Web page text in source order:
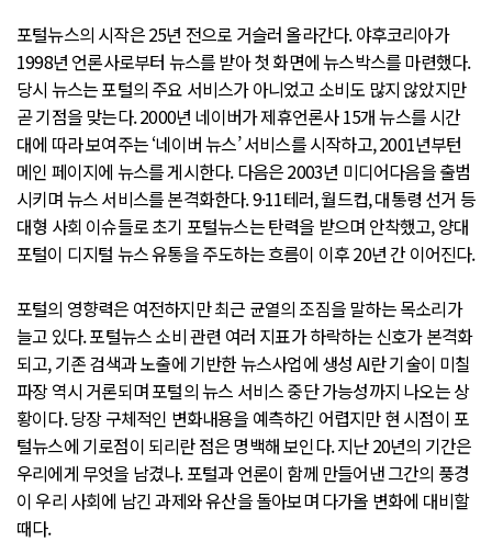
포털뉴스의 시작은 25년 전으로 거슬러 올라간다. 야후코리아가
1998년 언론사로부터 뉴스를 받아 첫 화면에 뉴스박스를 마련했다.
당시 뉴스는 포털의 주요 서비스가 아니었고 소비도 많지 않았지만
곧 기점을 맞는다. 2000년 네이버가 제휴언론사 15개 뉴스를 시간
대에 따라 보여주는 ‘네이버 뉴스’ 서비스를 시작하고, 2001년부턴
메인 페이지에 뉴스를 게시한다. 다음은 2003년 미디어다음을 출범
시키며 뉴스 서비스를 본격화한다. 9·11테러, 월드컵, 대통령 선거 등
대형 사회 이슈들로 초기 포털뉴스는 탄력을 받으며 안착했고, 양대
포털이 디지털 뉴스 유통을 주도하는 흐름이 이후 20년 간 이어진다.
포털의 영향력은 여전하지만 최근 균열의 조짐을 말하는 목소리가
늘고 있다. 포털뉴스 소비 관련 여러 지표가 하락하는 신호가 본격화
되고, 기존 검색과 노출에 기반한 뉴스사업에 생성 AI란 기술이 미칠
파장 역시 거론되며 포털의 뉴스 서비스 중단 가능성까지 나오는 상
황이다. 당장 구체적인 변화내용을 예측하긴 어렵지만 현 시점이 포
털뉴스에 기로점이 되리란 점은 명백해 보인다. 지난 20년의 기간은
우리에게 무엇을 남겼나. 포털과 언론이 함께 만들어낸 그간의 풍경
이 우리 사회에 남긴 과제와 유산을 돌아보며 다가올 변화에 대비할
때다.